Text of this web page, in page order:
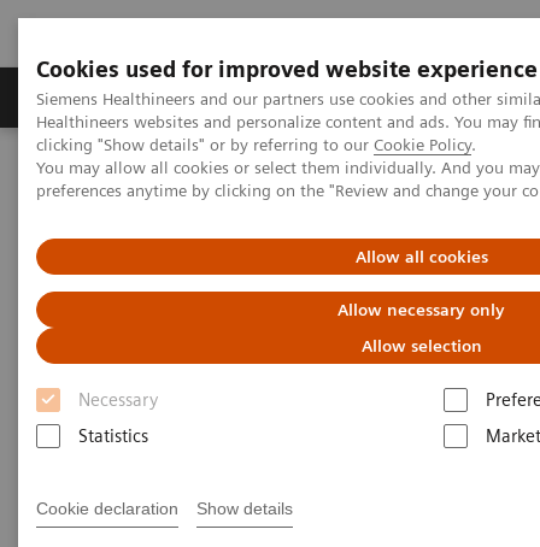
Cookies used for improved website experience
Siemens Healthineers and our partners use cookies and other
Healthineers websites and personalize content and ads. You may
clicking "Show details" or by referring to our Cookie Policy.
You may allow all cookies or select them individually. And you
preferences anytime by clicking on the "Review and change your
Allow all cookies
Allow necessary only
Allow selection
Necessary
Statistics
Cookie declaration Show details
Produkte & Services Fachbereiche
Home Medizinische Bildgebung
Molekulare Bildgebung
MI World Summit 2026
MI World Summit 2026 Moments
Image 66